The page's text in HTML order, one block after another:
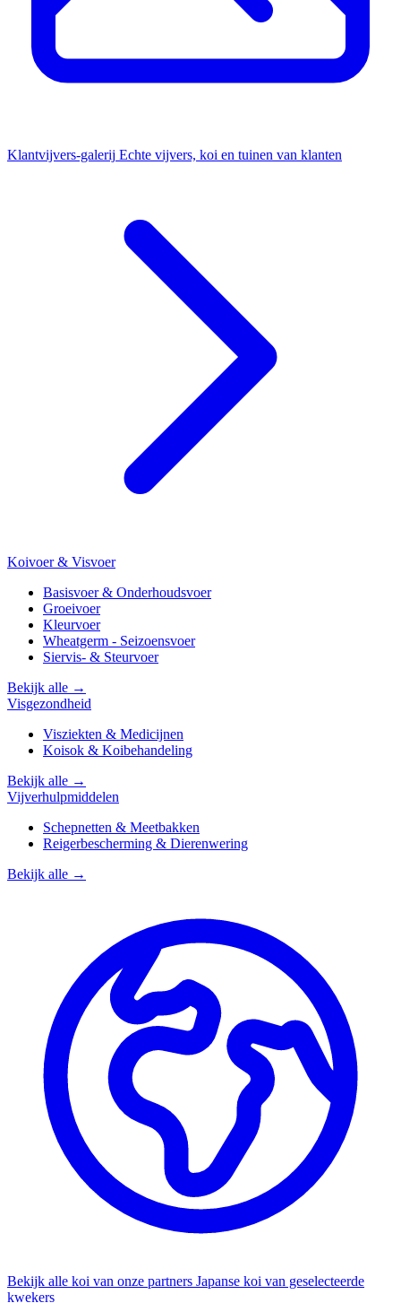
Klantvijvers-galerij Echte vijvers, koi en tuinen van klanten
Koivoer & Visvoer
Basisvoer & Onderhoudsvoer
Groeivoer
Kleurvoer
Wheatgerm - Seizoensvoer
Siervis- & Steurvoer
Bekijk alle →
Visgezondheid
Visziekten & Medicijnen
Koisok & Koibehandeling
Bekijk alle →
Vijverhulpmiddelen
Schepnetten & Meetbakken
Reigerbescherming & Dierenwering
Bekijk alle →
Bekijk alle koi van onze partners Japanse koi van geselecteerde
kwekers